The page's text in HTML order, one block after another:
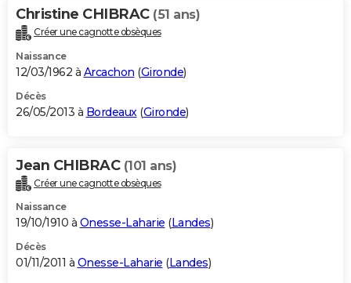
Christine CHIBRAC (51 ans)
Créer une cagnotte obsèques
Naissance
12/03/1962 à Arcachon (Gironde)
Décès
26/05/2013 à Bordeaux (Gironde)
Jean CHIBRAC (101 ans)
Créer une cagnotte obsèques
Naissance
19/10/1910 à Onesse-Laharie (Landes)
Décès
01/11/2011 à Onesse-Laharie (Landes)